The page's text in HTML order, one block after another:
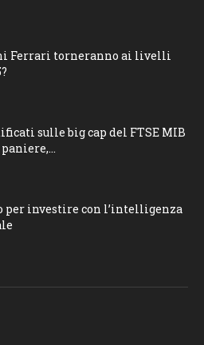
Ferrari torneranno ai livelli
sulle big cap del FTSE MIB
per investire con l’intelligenza